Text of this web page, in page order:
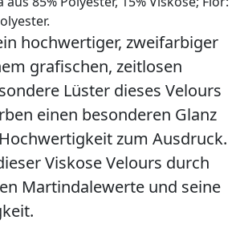
hochwertiger, zweifarbiger
grafischen, zeitlosen
Lüster dieses Velours
einen besonderen Glanz
zum Ausdruck.
Viskose Velours durch
Martindalewerte und seine